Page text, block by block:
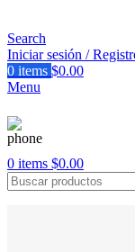
Search
Iniciar sesión /
0 items $0.00
Menu
0 items $0.00